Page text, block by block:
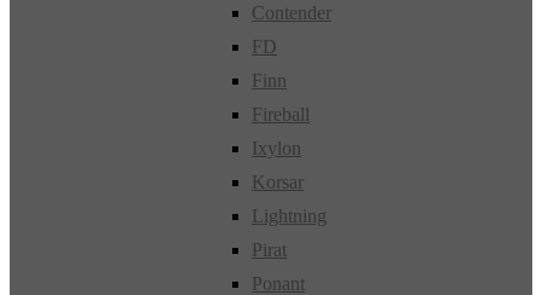
Contender
FD
Finn
Fireball
Ixylon
Korsar
Lightning
Pirat
Ponant